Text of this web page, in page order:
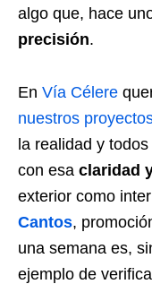
algo que, hace
precisión.
En Vía Célere
nuestros
la realidad y
con esa claridad
exterior como
Cantos,
una semana es,
ejemplo de